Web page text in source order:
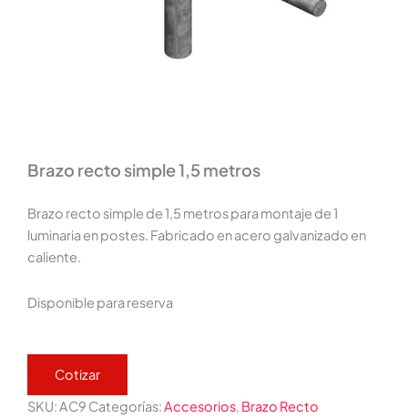
Brazo recto simple 1,5 metros
Brazo recto simple de 1,5 metros para montaje de 1
luminaria en postes. Fabricado en acero galvanizado en
caliente.
Disponible para reserva
Cotizar
SKU:AC9 Categorías:Accesorios, Brazo Recto